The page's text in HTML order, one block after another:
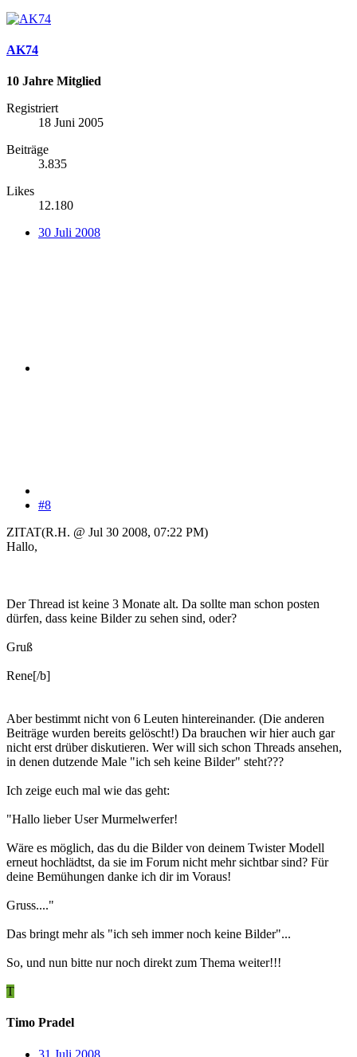
AK74
10 Jahre Mitglied
Registriert
18 Juni 2005
Beiträge
3.835
Likes
12.180
30 Juli 2008
#8
ZITAT(R.H. @ Jul 30 2008, 07:22 PM)
Hallo,
Der Thread ist keine 3 Monate alt. Da sollte man schon posten
dürfen, dass keine Bilder zu sehen sind, oder?
Gruß
Rene[/b]
Aber bestimmt nicht von 6 Leuten hintereinander. (Die anderen
Beiträge wurden bereits gelöscht!) Da brauchen wir hier auch gar
nicht erst drüber diskutieren. Wer will sich schon Threads ansehen,
in denen dutzende Male "ich seh keine Bilder" steht???
Ich zeige euch mal wie das geht:
"Hallo lieber User Murmelwerfer!
Wäre es möglich, das du die Bilder von deinem Twister Modell
erneut hochlädtst, da sie im Forum nicht mehr sichtbar sind? Für
deine Bemühungen danke ich dir im Voraus!
Gruss...."
Das bringt mehr als "ich seh immer noch keine Bilder"...
So, und nun bitte nur noch direkt zum Thema weiter!!!
T
Timo Pradel
31 Juli 2008